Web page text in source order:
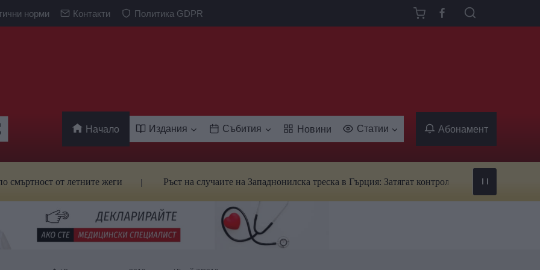
норми Контакти Политика GDPR
Начало Издания Събития Новини Статии Абонамент
от летните жеги Ръст на случаите на Западнонилска треска в Гърция: Затягат контрола над кръводаряването